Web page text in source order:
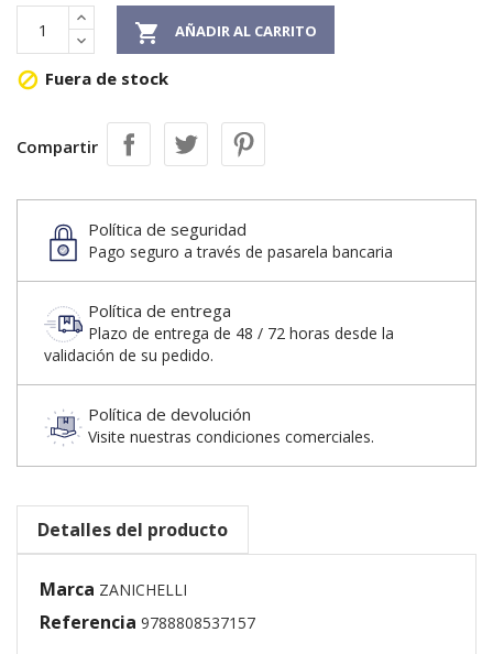
 AÑADIR AL CARRITO
 Fuera de stock
Compartir
Política de seguridad
Pago seguro a través de pasarela bancaria
Política de entrega
Plazo de entrega de 48 / 72 horas desde la
validación de su pedido.
Política de devolución
Visite nuestras condiciones comerciales.
Detalles del producto
Marca ZANICHELLI
Referencia 9788808537157